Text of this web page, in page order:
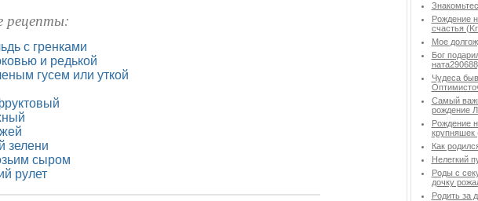
рецепты:
с гренками
и редькой
гусем или уткой
зелени
сыром
рулет
Рождение
счастья
Мое
Бог
Чудеса
Cамый
рождение
Рождение
крупняшек
Как
Нелегкий
Роды с
дочку
Родить за